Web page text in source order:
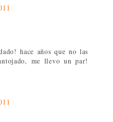
hace años que no las
me llevo un par!